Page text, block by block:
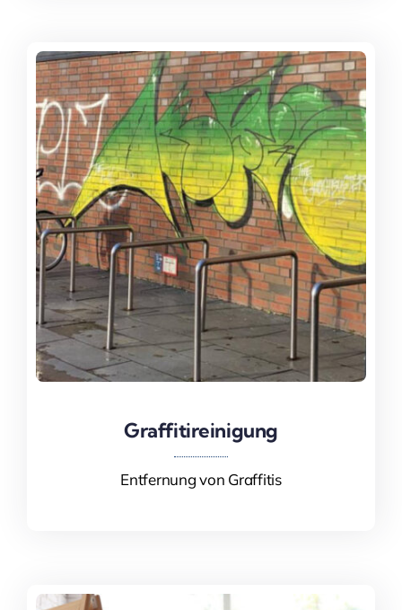
Graffitireinigung
Entfernung von Graffitis
Graffitireinigung
Mehr Informationen